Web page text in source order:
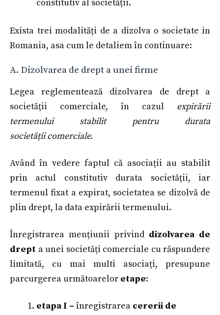
constitutiv al societății.
Exista trei modalități de a dizolva o societate in
Romania, asa cum le detaliem în continuare:
A. Dizolvarea de drept a unei firme
Legea reglementează dizolvarea de drept a
societății comerciale, în cazul expirării
termenului stabilit pentru durata
societății comerciale.
Având în vedere faptul că asociații au stabilit
prin actul constitutiv durata societății, iar
termenul fixat a expirat, societatea se dizolvă de
plin drept, la data expirării termenului.
Înregistrarea mențiunii privind dizolvarea de
drept a unei societăți comerciale cu răspundere
limitată, cu mai multi asociați, presupune
parcurgerea următoarelor etape:
etapa I – înregistrarea cererii de